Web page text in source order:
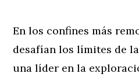
En los confines más
desafían los límites de
una líder en la